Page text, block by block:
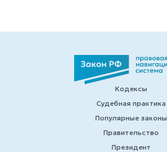
Кодексы
Судебная практика
Популярные законы
Правительство
Президент